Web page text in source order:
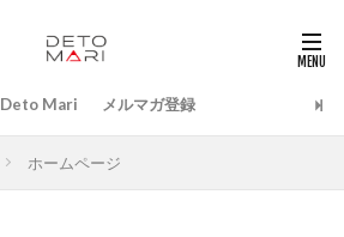
Deto Mari メルマガ登録
ホームページ